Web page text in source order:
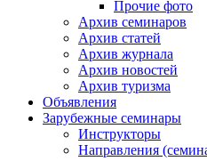
Прочие фото
Архив семинаров
Архив статей
Архив журнала
Архив новостей
Архив туризма
Объявления
Зарубежные семинары
Инструкторы
Направления